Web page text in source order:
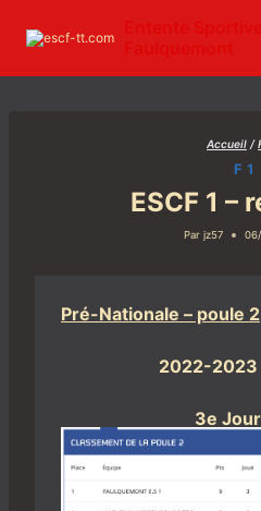
contenu
Accueil /
F 1
ESCF 1 –
Par jz57
Pré-Nationale – poule 2
2022-2023
3e